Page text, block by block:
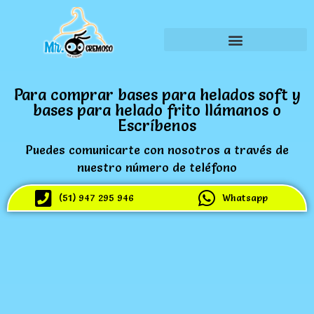
Para comprar bases para helados soft y
bases para helado frito llámanos o
Escríbenos
Puedes comunicarte con nosotros a través de
nuestro número de teléfono
(51) 947 295 946 Whatsapp